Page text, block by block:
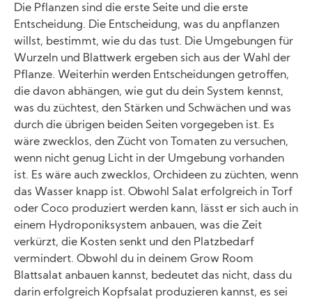
Die Pflanzen sind die erste Seite und die erste
Entscheidung. Die Entscheidung, was du anpflanzen
willst, bestimmt, wie du das tust. Die Umgebungen für
Wurzeln und Blattwerk ergeben sich aus der Wahl der
Pflanze. Weiterhin werden Entscheidungen getroffen,
die davon abhängen, wie gut du dein System kennst,
was du züchtest, den Stärken und Schwächen und was
durch die übrigen beiden Seiten vorgegeben ist. Es
wäre zwecklos, den Zücht von Tomaten zu versuchen,
wenn nicht genug Licht in der Umgebung vorhanden
ist. Es wäre auch zwecklos, Orchideen zu züchten, wenn
das Wasser knapp ist. Obwohl Salat erfolgreich in Torf
oder Coco produziert werden kann, lässt er sich auch in
einem Hydroponiksystem anbauen, was die Zeit
verkürzt, die Kosten senkt und den Platzbedarf
vermindert. Obwohl du in deinem Grow Room
Blattsalat anbauen kannst, bedeutet das nicht, dass du
darin erfolgreich Kopfsalat produzieren kannst, es sei